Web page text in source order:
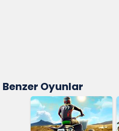
Benzer Oyunlar